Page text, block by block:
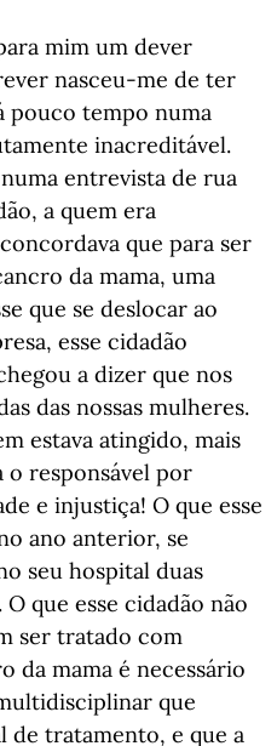
mim um dever
nasceu-me de ter
pouco tempo numa
inacreditável.
entrevista de rua
a quem era
que para ser
da mama, uma
que se deslocar ao
esse cidadão
a dizer que nos
das nossas mulheres.
estava atingido, mais
o responsável por
e injustiça! O que esse
ano anterior, se
seu hospital duas
que esse cidadão não
ser tratado com
da mama é necessário
que
de tratamento, e que a